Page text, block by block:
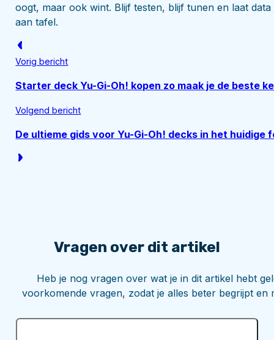
oogt, maar ook wint. Blijf testen, blijf tunen en laat
aan tafel.
Vorig bericht
Starter deck Yu-Gi-Oh! kopen zo maak je de beste
Volgend bericht
De ultieme gids voor Yu-Gi-Oh! decks in het huidige
Vragen over dit artikel
Heb je nog vragen over wat je in dit artikel hebt
voorkomende vragen, zodat je alles beter begrijpt en